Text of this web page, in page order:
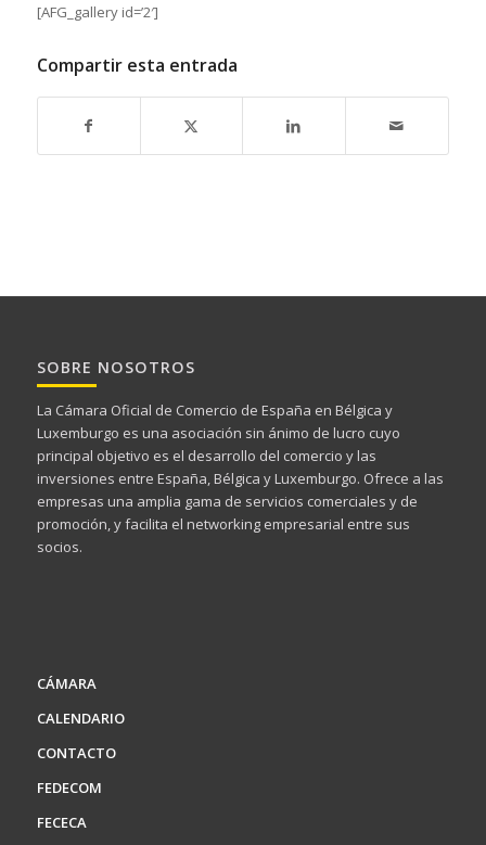
[AFG_gallery id=’2′]
Compartir esta entrada
SOBRE NOSOTROS
La Cámara Oficial de Comercio de España en Bélgica y
Luxemburgo es una asociación sin ánimo de lucro cuyo
principal objetivo es el desarrollo del comercio y las
inversiones entre España, Bélgica y Luxemburgo. Ofrece a las
empresas una amplia gama de servicios comerciales y de
promoción, y facilita el networking empresarial entre sus
socios.
CÁMARA
CALENDARIO
CONTACTO
FEDECOM
FECECA